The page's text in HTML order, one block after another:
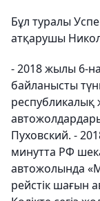
Бұл туралы
атқарушы
- 2018 жылы 6-
байланысты
Пуховский. -
минутта РФ
автожолында
рейстік шағын